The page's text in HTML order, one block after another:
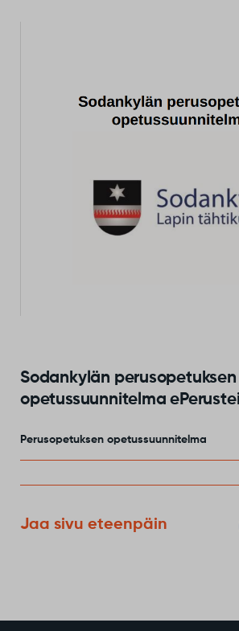
Sodankylän perusopetuksen
opetussuunnitelma
Perusopetuksen opetussuunnitelma
Jaa sivu eteenpäin